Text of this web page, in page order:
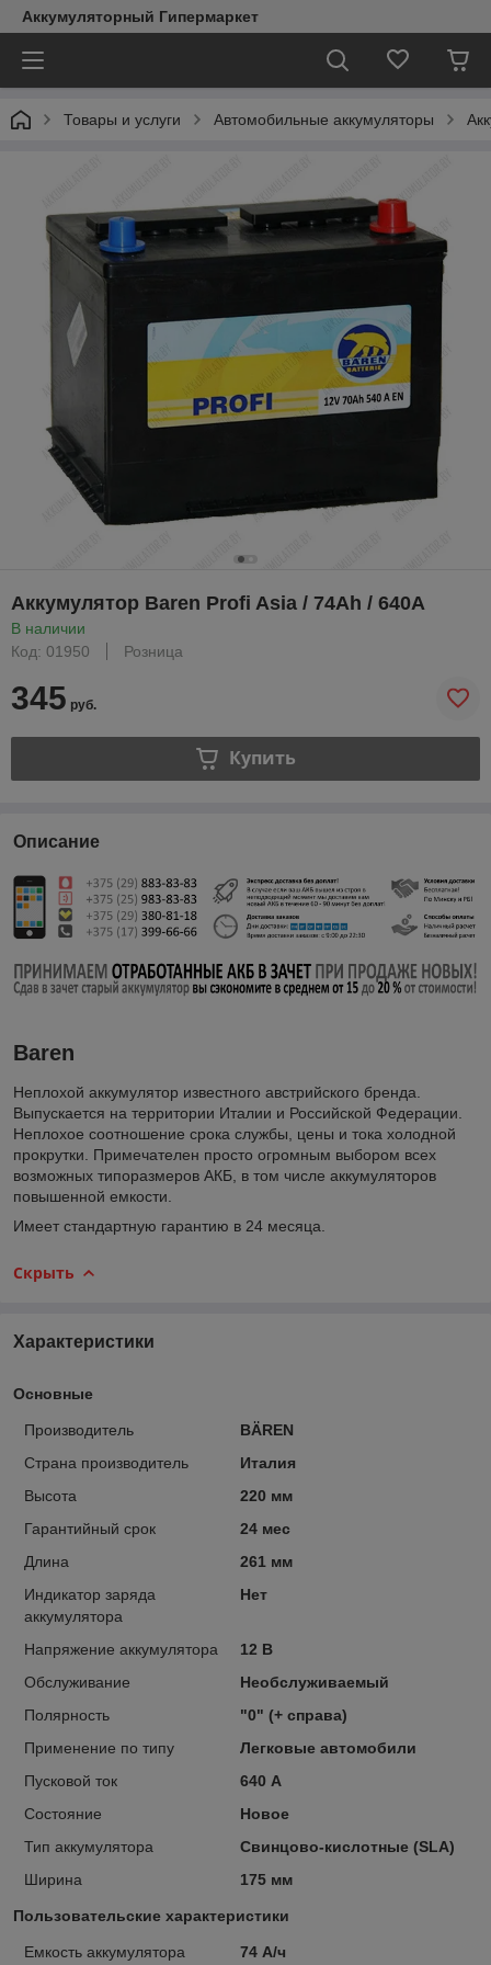
Аккумуляторный Гипермаркет
Товары и услуги Автомобильные аккумуляторы
Аккумулятор Baren Profi Asia / 74Ah / 640А
В наличии
Код: 01950
Розница
345 руб.
Купить
Описание
Baren
Неплохой аккумулятор известного австрийского бренда.
Выпускается на территории Италии и Российской Федерации.
Неплохое соотношение срока службы, цены и тока холодной
прокрутки. Примечателен просто огромным выбором всех
возможных типоразмеров АКБ, в том числе аккумуляторов
повышенной емкости.
Имеет стандартную гарантию в 24 месяца.
Скрыть
Характеристики
Основные
Производитель
BÄREN
Страна производитель
Италия
Высота
220 мм
Гарантийный срок
24 мес
Длина
261 мм
Индикатор заряда
аккумулятора
Нет
Напряжение аккумулятора
12 В
Обслуживание
Необслуживаемый
Полярность
"0" (+ справа)
Применение по типу
Легковые автомобили
Пусковой ток
640 А
Состояние
Новое
Тип аккумулятора
Свинцово-кислотные (SLA)
Ширина
175 мм
Пользовательские характеристики
Емкость аккумулятора 74 А/ч